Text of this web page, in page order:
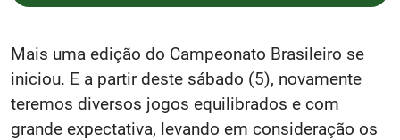
Mais uma edição do Campeonato Brasileiro se
iniciou. E a partir deste sábado (5), novamente
teremos diversos jogos equilibrados e com
grande expectativa, levando em consideração os